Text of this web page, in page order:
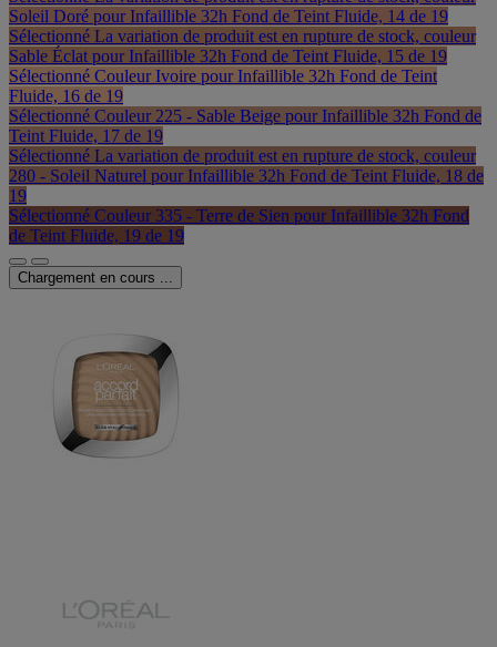
Soleil Doré pour Infaillible 32h Fond de Teint Fluide, 14 de 19
Sélectionné La variation de produit est en rupture de stock, couleur
Sable Éclat pour Infaillible 32h Fond de Teint Fluide, 15 de 19
Sélectionné Couleur Ivoire pour Infaillible 32h Fond de Teint
Fluide, 16 de 19
Sélectionné Couleur 225 - Sable Beige pour Infaillible 32h Fond de
Teint Fluide, 17 de 19
Sélectionné La variation de produit est en rupture de stock, couleur
280 - Soleil Naturel pour Infaillible 32h Fond de Teint Fluide, 18 de
19
Sélectionné Couleur 335 - Terre de Sien pour Infaillible 32h Fond
de Teint Fluide, 19 de 19
Chargement en cours ...